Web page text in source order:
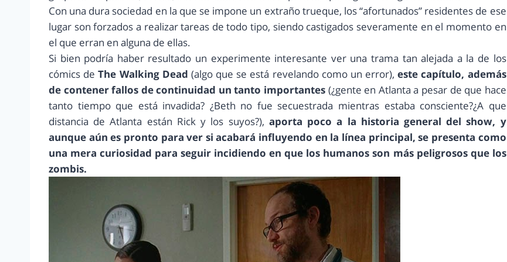
Con una dura sociedad en la que se impone un extraño trueque, los “afortunados” residentes de ese
lugar son forzados a realizar tareas de todo tipo, siendo castigados severamente en el momento en
el que erran en alguna de ellas.
Si bien podría haber resultado un experimente interesante ver una trama tan alejada a la de los
cómics deThe Walking Dead (algo que se está revelando como un error),este capítulo, además
de contener fallos de continuidad un tanto importantes (¿gente en Atlanta a pesar de que hace
tanto tiempo que está invadida? ¿Beth no fue secuestrada mientras estaba consciente?¿A que
distancia de Atlanta están Rick y los suyos?), aporta poco a la historia general del show, y
aunque aún es pronto para ver si acabará influyendo en la línea principal, se presenta como
una mera curiosidad para seguir incidiendo en que los humanos son más peligrosos que los
zombis.